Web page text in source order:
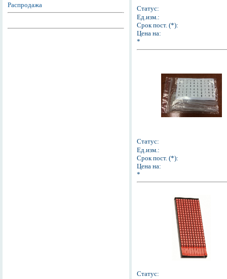
Распродажа
Статус:
Ед.изм.:
Срок пост. (*):
Цена на:
*
Статус:
Ед.изм.:
Срок пост. (*):
Цена на:
*
Статус: